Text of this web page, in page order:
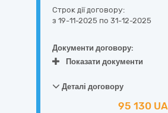
Строк дії договору:
з 19-11-2025 по 31-12-2025
Документи договору:
Показати документи
Деталі договору
95 130